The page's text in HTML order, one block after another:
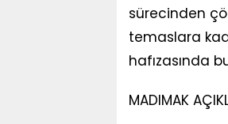
sürecinden
temaslara
hafızasında
MADIMAK